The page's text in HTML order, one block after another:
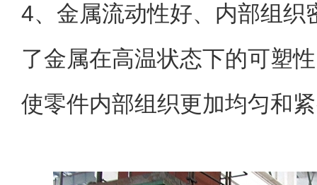
4、金属流动性好、内部组织
了金属在高温状态下的可塑
使零件内部组织更加均匀和